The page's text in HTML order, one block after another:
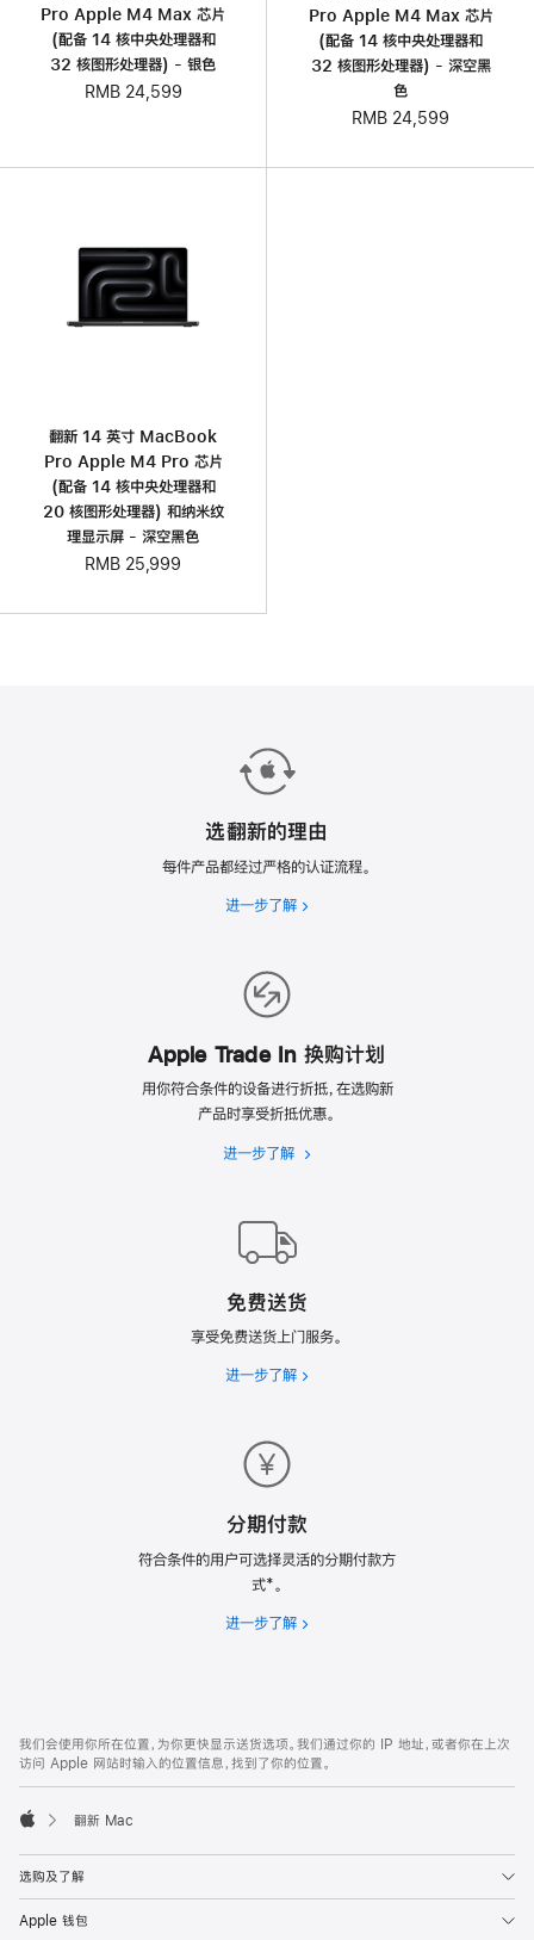
Pro Apple M4 Max 芯片
(配备 14 核中央处理器和
32 核图形处理器) - 银色
RMB 24,599
Pro Apple M4 Max 芯片
(配备 14 核中央处理器和
32 核图形处理器) - 深空黑
色
RMB 24,599
翻新 14 英寸 MacBook
Pro Apple M4 Pro 芯片
(配备 14 核中央处理器和
20 核图形处理器) 和纳米纹
理显示屏 - 深空黑色
RMB 25,999
选翻新的理由
每件产品都经过严格的认证流程。
进一步了解 选
Apple Trade In 换购计划
用你符合条件的设备进行折抵，在选购新
产品时享受折抵优惠。
进一步了解
Apple
划
免费送货
享受免费送货上门服务。
进一步了解 免
分期付款
符合条件的用户可选择灵活的分期付款方
式*。
进一步了解 分
页
页
脚
注
我们会使用你所在位置，为你更快显示送货选项。我们通过你的 IP 地址，或者你在上次
访问 Apple 网站时输入的位置信息，找到了你的位置。
翻新 Mac
选购及了解
Apple 钱包